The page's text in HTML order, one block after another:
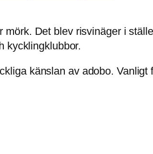
Det blev risvinäger i
kycklingklubbor.
känslan av adobo. Vanligt